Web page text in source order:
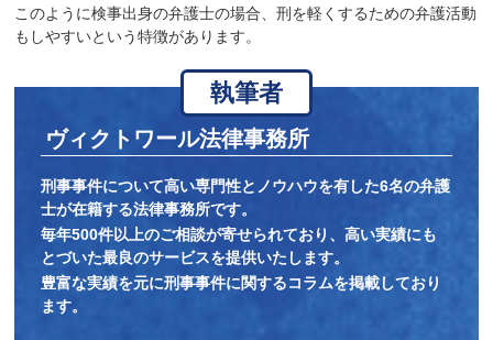
このように検事出身の弁護士の場合、刑を軽くするための弁護活動
もしやすいという特徴があります。
執筆者
ヴィクトワール法律事務所
刑事事件について高い専門性とノウハウを有した6名の弁護
士が在籍する法律事務所です。
毎年500件以上のご相談が寄せられており、高い実績にも
とづいた最良のサービスを提供いたします。
豊富な実績を元に刑事事件に関するコラムを掲載しており
ます。